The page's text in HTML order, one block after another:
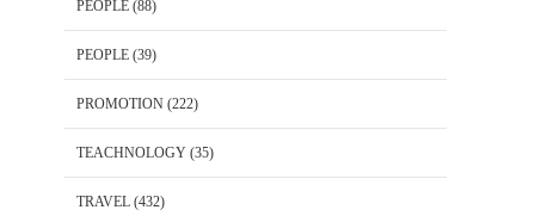
PEOPLE (88)
PEOPLE (39)
PROMOTION (222)
TEACHNOLOGY (35)
TRAVEL (432)